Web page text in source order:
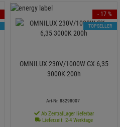
OMNILUX 230V/1000W GX-6,35
3000K 200h
Art-Nr. 88298007
Ab ZentralLager lieferbar
Lieferzeit: 2-4 Werktage
- 17 %
TOPSELLER